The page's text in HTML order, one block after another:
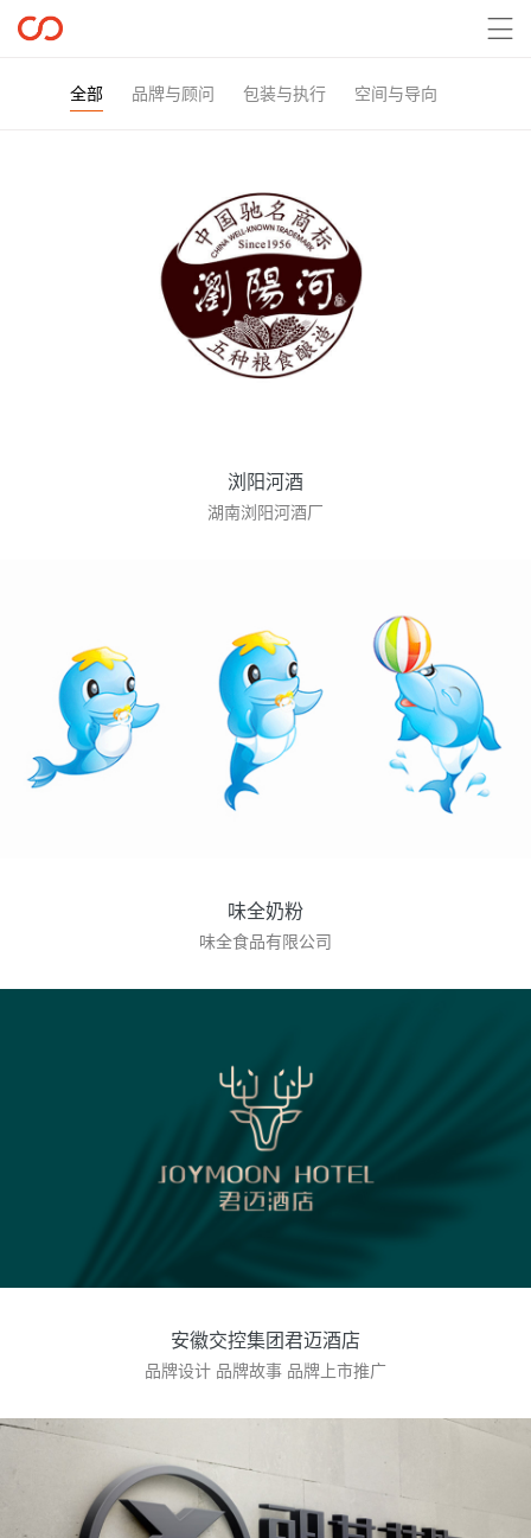

全部 品牌与顾问 包装与执行 空间与导向
浏阳河酒
湖南浏阳河酒厂
味全奶粉
味全食品有限公司
安徽交控集团君迈酒店
品牌设计 品牌故事 品牌上市推广